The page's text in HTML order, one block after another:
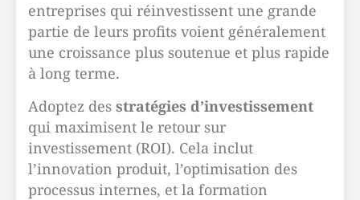
entreprises qui réinvestissent une grande
partie de leurs profits voient généralement
une croissance plus soutenue et plus rapide
à long terme.
Adoptez des stratégies d’investissement
qui maximisent le retour sur
investissement (ROI). Cela inclut
l’innovation produit, l’optimisation des
processus internes, et la formation